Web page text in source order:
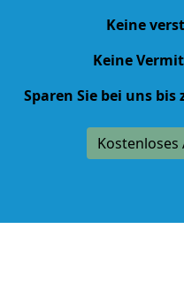
Keine
Keine
Sparen Sie bei uns bis